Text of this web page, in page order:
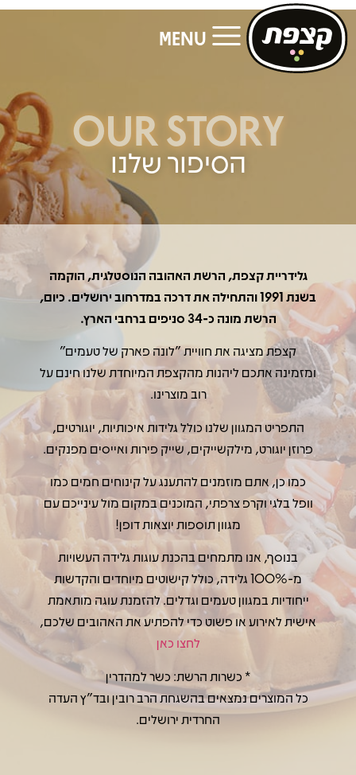
MENU
OUR STORY
הסיפור שלנו
גלידריית קצפת, הרשת האהובה הנוסטלגית, הוקמה
בשנת 1991 והתחילה את דרכה במדרחוב ירושלים. כיום,
הרשת מונה כ-34 סניפים ברחבי הארץ.
קצפת מציגה את חוויית "לונה פארק של טעמים"
ומזמינה אתכם ליהנות מהקצפת המיוחדת שלנו חינם על
רוב מוצרינו.
התפריט המגוון שלנו כולל גלידות איכותיות, יוגורטים,
פרוזן יוגורט, מילקשייקים, שייק פירות ואייסים מפנקים.
כמו כן, אתם מוזמנים להתענג על קינוחים חמים כמו
וופל בלגי וקרפ צרפתי, המוכנים במקום מול עינייכם עם
מגוון תוספות יוצאות דופן!
בנוסף, אנו מתמחים בהכנת עוגות גלידה העשויות
מ-100% גלידה, כולל קישוטים מיוחדים והקדשות
ייחודיות במגוון טעמים וגדלים. להזמנת עוגה מותאמת
אישית לאירוע או פשוט כדי להפתיע את האהובים שלכם,
לחצו כאן
* כשרות הרשת: כשר למהדרין
כל המוצרים נמצאים בהשגחת הרב רובין ובד״ץ העדה
החרדית ירושלים.